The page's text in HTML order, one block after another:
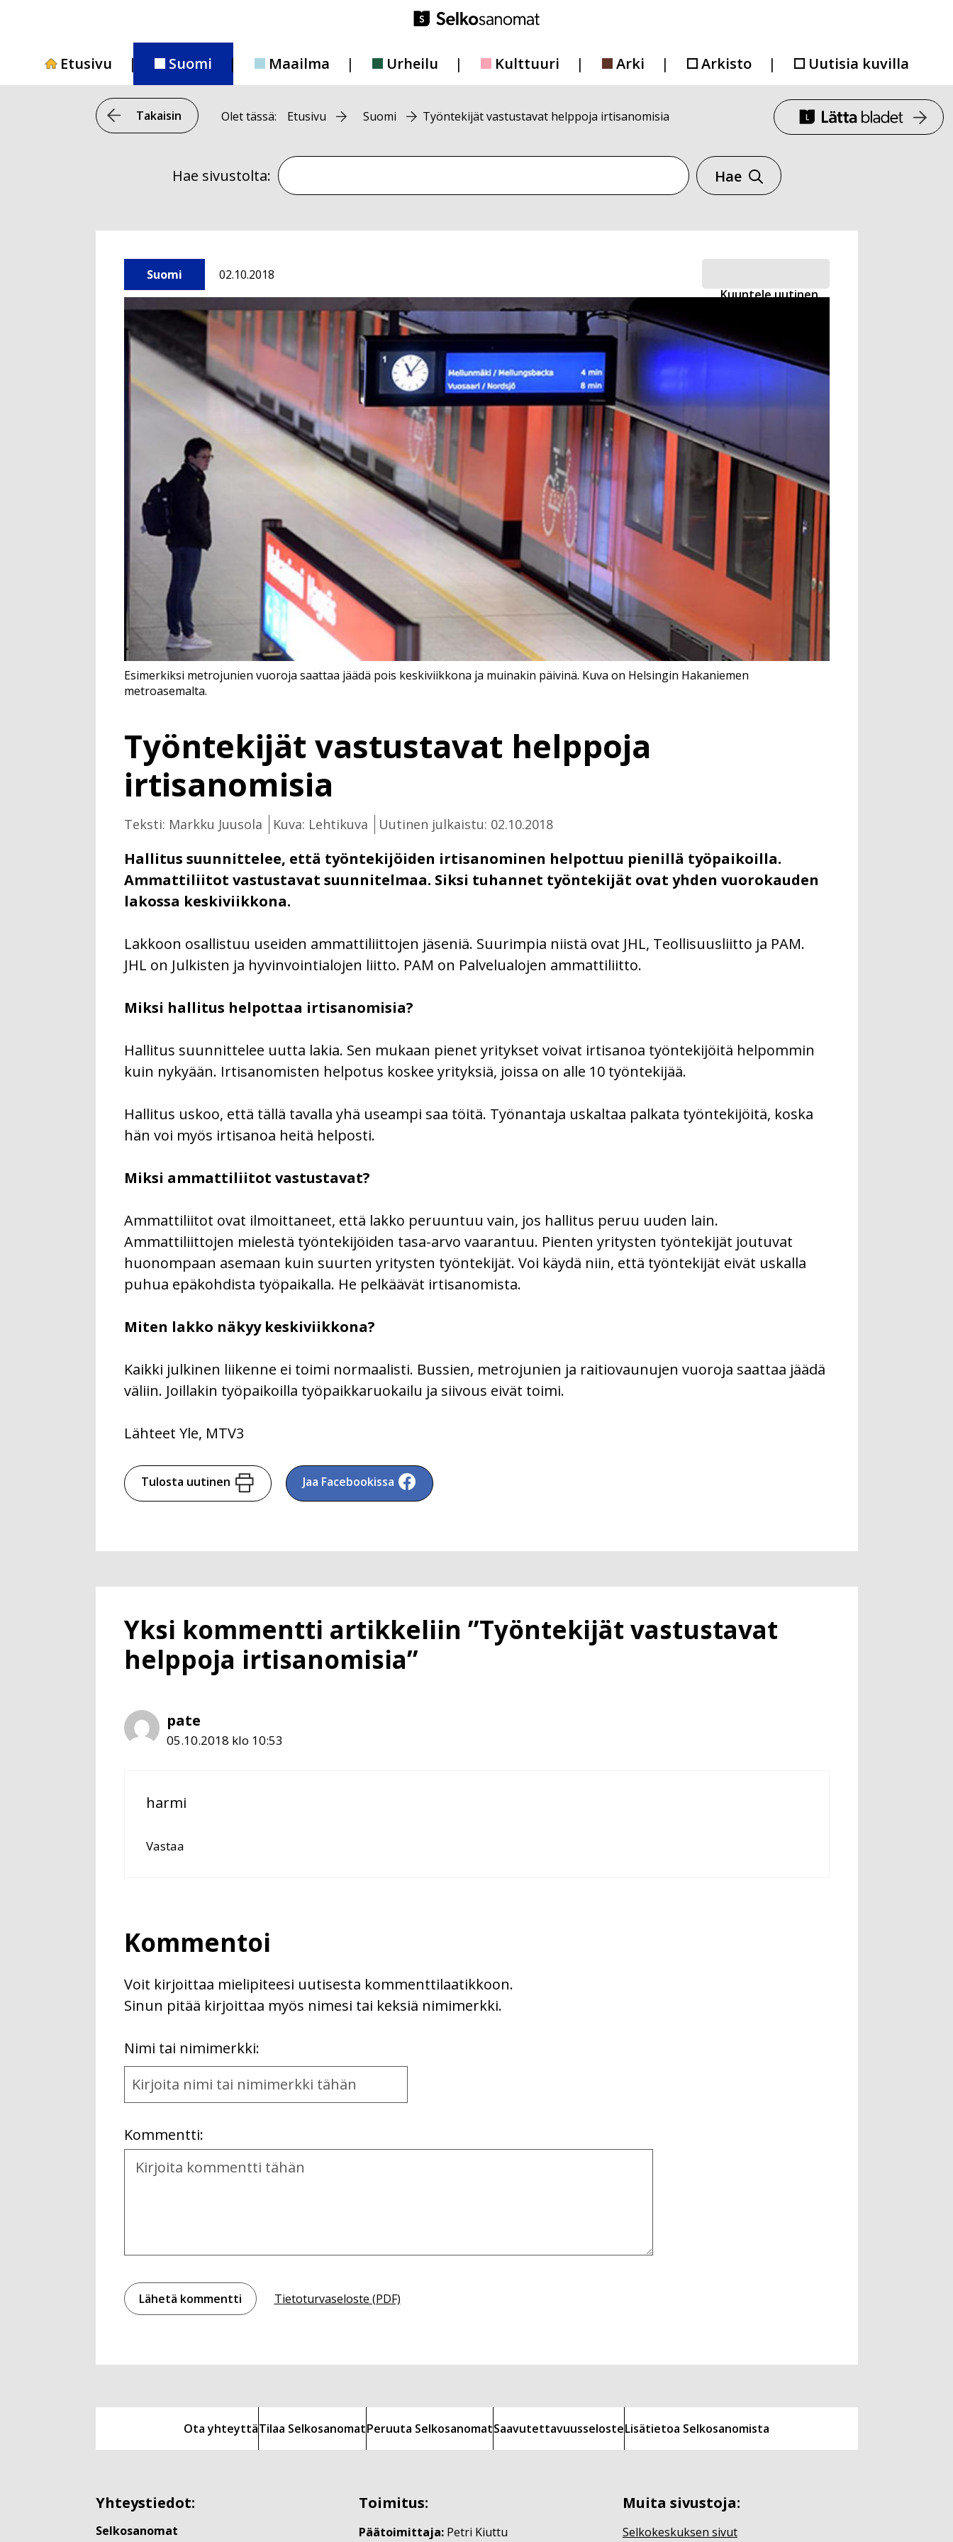
Etusivu
Suomi Maailma Urheilu Kulttuuri Arki Arkisto Uutisia kuvilla
Takaisin Olet tässä: Etusivu Suomi Työntekijät vastustavat helppoja irtisanomisia
Hae sivustolta: Hae sivustolta
Hae
Kuuntele uutinen
Suomi 02.10.2018
Työntekijät vastustavat helppoja
irtisanomisia
Teksti: Markku Juusola Kuva: Lehtikuva Uutinen julkaistu: 02.10.2018
Hallitus suunnittelee, että työntekijöiden irtisanominen helpottuu pienillä työpaikoilla.
Ammattiliitot vastustavat suunnitelmaa. Siksi tuhannet työntekijät ovat yhden vuorokauden
lakossa keskiviikkona.
Esimerkiksi metrojunien vuoroja saattaa jäädä pois keskiviikkona ja muinakin päivinä. Kuva on Helsingin Hakaniemen
metroasemalta.
Lakkoon osallistuu useiden ammattiliittojen jäseniä. Suurimpia niistä ovat JHL, Teollisuusliitto ja PAM.
JHL on Julkisten ja hyvinvointialojen liitto. PAM on Palvelualojen ammattiliitto.
Miksi hallitus helpottaa irtisanomisia?
Hallitus suunnittelee uutta lakia. Sen mukaan pienet yritykset voivat irtisanoa työntekijöitä helpommin
kuin nykyään. Irtisanomisten helpotus koskee yrityksiä, joissa on alle 10 työntekijää.
Hallitus uskoo, että tällä tavalla yhä useampi saa töitä. Työnantaja uskaltaa palkata työntekijöitä, koska
hän voi myös irtisanoa heitä helposti.
Miksi ammattiliitot vastustavat?
Ammattiliitot ovat ilmoittaneet, että lakko peruuntuu vain, jos hallitus peruu uuden lain.
Ammattiliittojen mielestä työntekijöiden tasa-arvo vaarantuu. Pienten yritysten työntekijät joutuvat
huonompaan asemaan kuin suurten yritysten työntekijät. Voi käydä niin, että työntekijät eivät uskalla
puhua epäkohdista työpaikalla. He pelkäävät irtisanomista.
Miten lakko näkyy keskiviikkona?
Kaikki julkinen liikenne ei toimi normaalisti. Bussien, metrojunien ja raitiovaunujen vuoroja saattaa jäädä
väliin. Joillakin työpaikoilla työpaikkaruokailu ja siivous eivät toimi.
Lähteet Yle, MTV3
Tulosta uutinen Jaa Facebookissa
Yksi kommentti artikkeliin ”Työntekijät vastustavat
helppoja irtisanomisia”
pate
05.10.2018 klo 10:53
harmi
Vastaa
Kommentoi
Voit kirjoittaa mielipiteesi uutisesta kommenttilaatikkoon.
Sinun pitää kirjoittaa myös nimesi tai keksiä nimimerkki.
Nimi tai nimimerkki:First
Name
and
Kommentti:
Kommentti
Tietoturvaseloste (PDF)
Ota yhteyttäTilaa SelkosanomatPeruuta SelkosanomatSaavutettavuusselosteLisätietoa Selkosanomista
Yhteystiedot:
Selkosanomat
Toimitus:
Päätoimittaja: Petri Kiuttu
Muita sivustoja:
Selkokeskuksen sivut